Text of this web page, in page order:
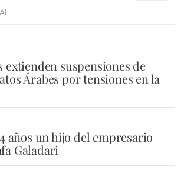
extienden suspensiones de
Árabes por tensiones en la
años un hijo del empresario
Galadari